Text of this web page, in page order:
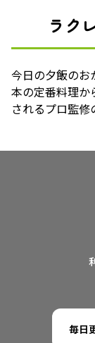
ラク
今日の夕飯のお
本の定番料理か
されるプロ監修
毎日